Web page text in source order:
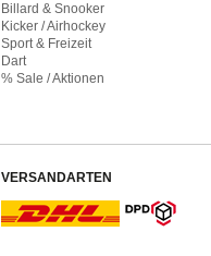
Billard & Snooker
Kicker / Airhockey
Sport & Freizeit
Dart
% Sale / Aktionen
VERSANDARTEN